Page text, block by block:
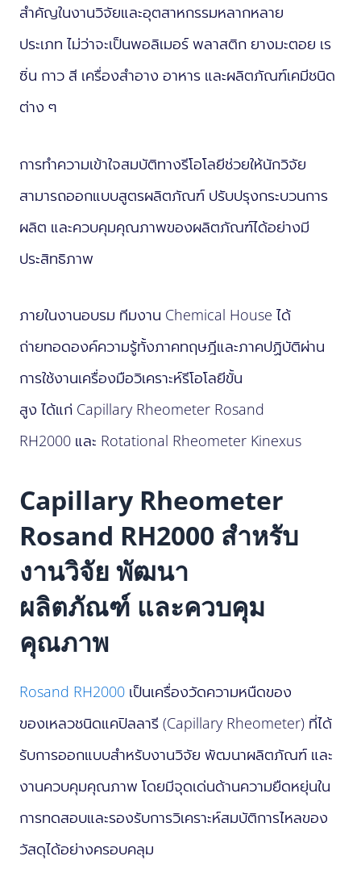
สำคัญในงานวิจัยและอุตสาหกรรมหลากหลาย
ประเภท ไม่ว่าจะเป็นพอลิเมอร์ พลาสติก ยางมะตอย เร
ซิ่น กาว สี เครื่องสำอาง อาหาร และผลิตภัณฑ์เคมีชนิด
ต่าง ๆ
การทำความเข้าใจสมบัติทางรีโอโลยีช่วยให้นักวิจัย
สามารถออกแบบสูตรผลิตภัณฑ์ ปรับปรุงกระบวนการ
ผลิต และควบคุมคุณภาพของผลิตภัณฑ์ได้อย่างมี
ประสิทธิภาพ
ภายในงานอบรม ทีมงาน Chemical House ได้
ถ่ายทอดองค์ความรู้ทั้งภาคทฤษฎีและภาคปฏิบัติผ่าน
การใช้งานเครื่องมือวิเคราะห์รีโอโลยีขั้น
สูง ได้แก่ Capillary Rheometer Rosand
RH2000 และ Rotational Rheometer Kinexus
Capillary Rheometer
Rosand RH2000 สำหรับ
งานวิจัย พัฒนา
ผลิตภัณฑ์ และควบคุม
คุณภาพ
Rosand RH2000 เป็นเครื่องวัดความหนืดของ
ของเหลวชนิดแคปิลลารี (Capillary Rheometer) ที่ได้
รับการออกแบบสำหรับงานวิจัย พัฒนาผลิตภัณฑ์ และ
งานควบคุมคุณภาพ โดยมีจุดเด่นด้านความยืดหยุ่นใน
การทดสอบและรองรับการวิเคราะห์สมบัติการไหลของ
วัสดุได้อย่างครอบคลุม